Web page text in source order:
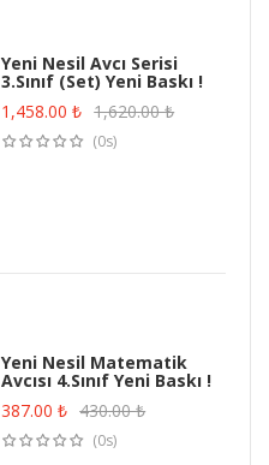
Yeni Nesil Avcı Serisi
3.Sınıf (Set) Yeni Baskı !
1,458.00₺ 1,620.00₺
(0s)
Yeni Nesil Matematik
Avcısı 4.Sınıf Yeni Baskı !
387.00₺ 430.00₺
(0s)